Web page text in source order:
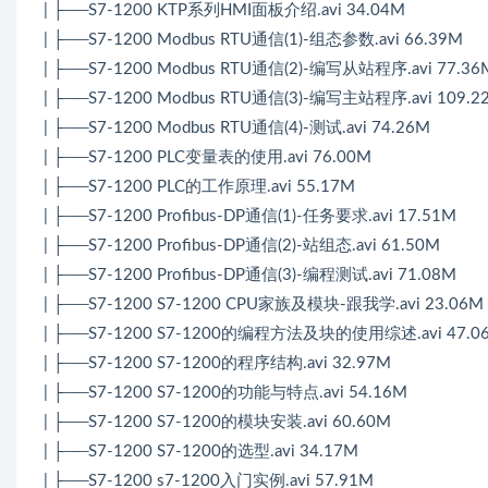
| ├──S7-1200 KTP系列HMI面板介绍.avi 34.04M
| ├──S7-1200 Modbus RTU通信(1)-组态参数.avi 66.39M
| ├──S7-1200 Modbus RTU通信(2)-编写从站程序.avi
| ├──S7-1200 Modbus RTU通信(3)-编写主站程序.avi
| ├──S7-1200 Modbus RTU通信(4)-测试.avi 74.26M
| ├──S7-1200 PLC变量表的使用.avi 76.00M
| ├──S7-1200 PLC的工作原理.avi 55.17M
| ├──S7-1200 Profibus-DP通信(1)-任务要求.avi 17.51M
| ├──S7-1200 Profibus-DP通信(2)-站组态.avi 61.50M
| ├──S7-1200 Profibus-DP通信(3)-编程测试.avi 71.08M
| ├──S7-1200 S7-1200 CPU家族及模块-跟我学.avi 23.06M
| ├──S7-1200 S7-1200的编程方法及块的使用综述.avi
| ├──S7-1200 S7-1200的程序结构.avi 32.97M
| ├──S7-1200 S7-1200的功能与特点.avi 54.16M
| ├──S7-1200 S7-1200的模块安装.avi 60.60M
| ├──S7-1200 S7-1200的选型.avi 34.17M
| ├──S7-1200 s7-1200入门实例.avi 57.91M